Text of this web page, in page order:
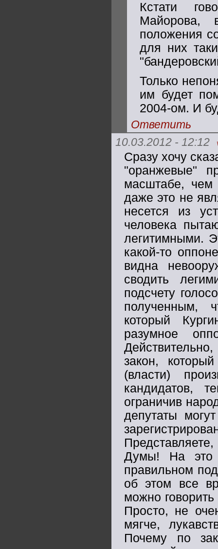
Кстати
Майорова,
положения
для них
Только
им будет
2004-ом. И
Ответить
10.03.2012 - 12:12
Сразу хочу
"оранжевые"
масштабе, чем
даже это не
несется из
человека
легитимными.
какой-то
видна
сводить
подсчету
полученным,
который
разумное
закон,
(власти)
кандидатов,
ограничив
депутаты
Думы! На это
правильном
об этом все
можно
Просто, не
мягче,
Почему по